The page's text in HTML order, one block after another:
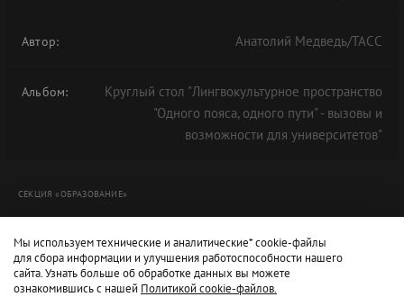
Автор: Анатолий Медведь/ТАСС
Альбом:
Круглый стол "Лингвокультурное пространство
"Одного пояса, одного пути" - вызовы и
возможности для университетов"
СЕКЦИЯ «ОБРАЗОВАНИЕ»
Мы используем технические и аналитические* cookie-файлы
для сбора информации и улучшения работоспособности нашего
сайта. Узнать больше об обработке данных вы можете
ознакомившись с нашей Политикой cookie-файлов.